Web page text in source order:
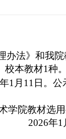
办法》和我院
校本教材1种
年1 月 11 日 。 公
材选用
6年1